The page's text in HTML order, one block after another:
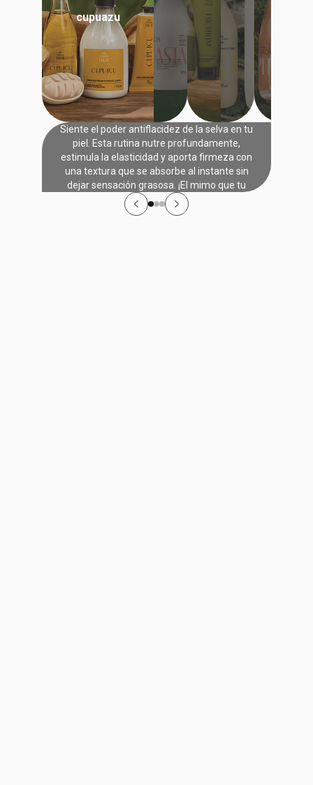
cupuazu
Cupuazu
Siente el poder antiflacidez de la selva en tu
piel. Esta rutina nutre profundamente,
estimula la elasticidad y aporta firmeza con
una textura que se absorbe al instante sin
dejar sensación grasosa. ¡El mimo que tu
cuerpo necesita hoy!